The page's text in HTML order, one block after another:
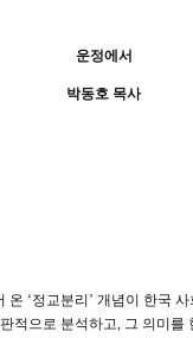
운정에서
박동호 목사
‘정교분리’ 개념이 한국
적으로 분석하고, 그 의미를